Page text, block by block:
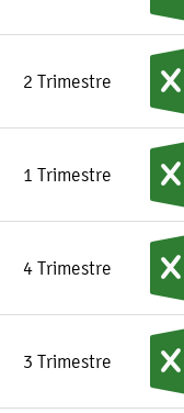
2 Trimestre
1 Trimestre
4 Trimestre
3 Trimestre